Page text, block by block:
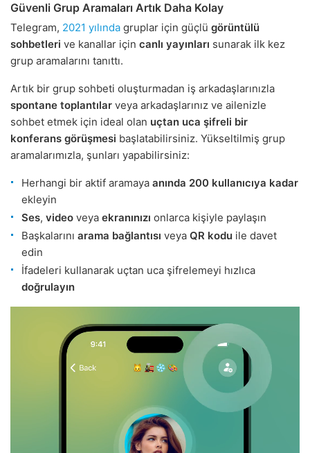
Güvenli Grup Aramaları Artık Daha Kolay
Telegram, 2021 yılında gruplar için güçlü görüntülü
sohbetleri ve kanallar için canlı yayınları sunarak ilk kez
grup aramalarını tanıttı.
Artık bir grup sohbeti oluşturmadan iş arkadaşlarınızla
spontane toplantılar veya arkadaşlarınız ve ailenizle
sohbet etmek için ideal olan uçtan uca şifreli bir
konferans görüşmesi başlatabilirsiniz. Yükseltilmiş grup
aramalarımızla, şunları yapabilirsiniz:
Herhangi bir aktif aramaya anında 200 kullanıcıya kadar
ekleyin
Ses, video veya ekranınızı onlarca kişiyle paylaşın
Başkalarını arama bağlantısı veya QR kodu ile davet
edin
İfadeleri kullanarak uçtan uca şifrelemeyi hızlıca
doğrulayın